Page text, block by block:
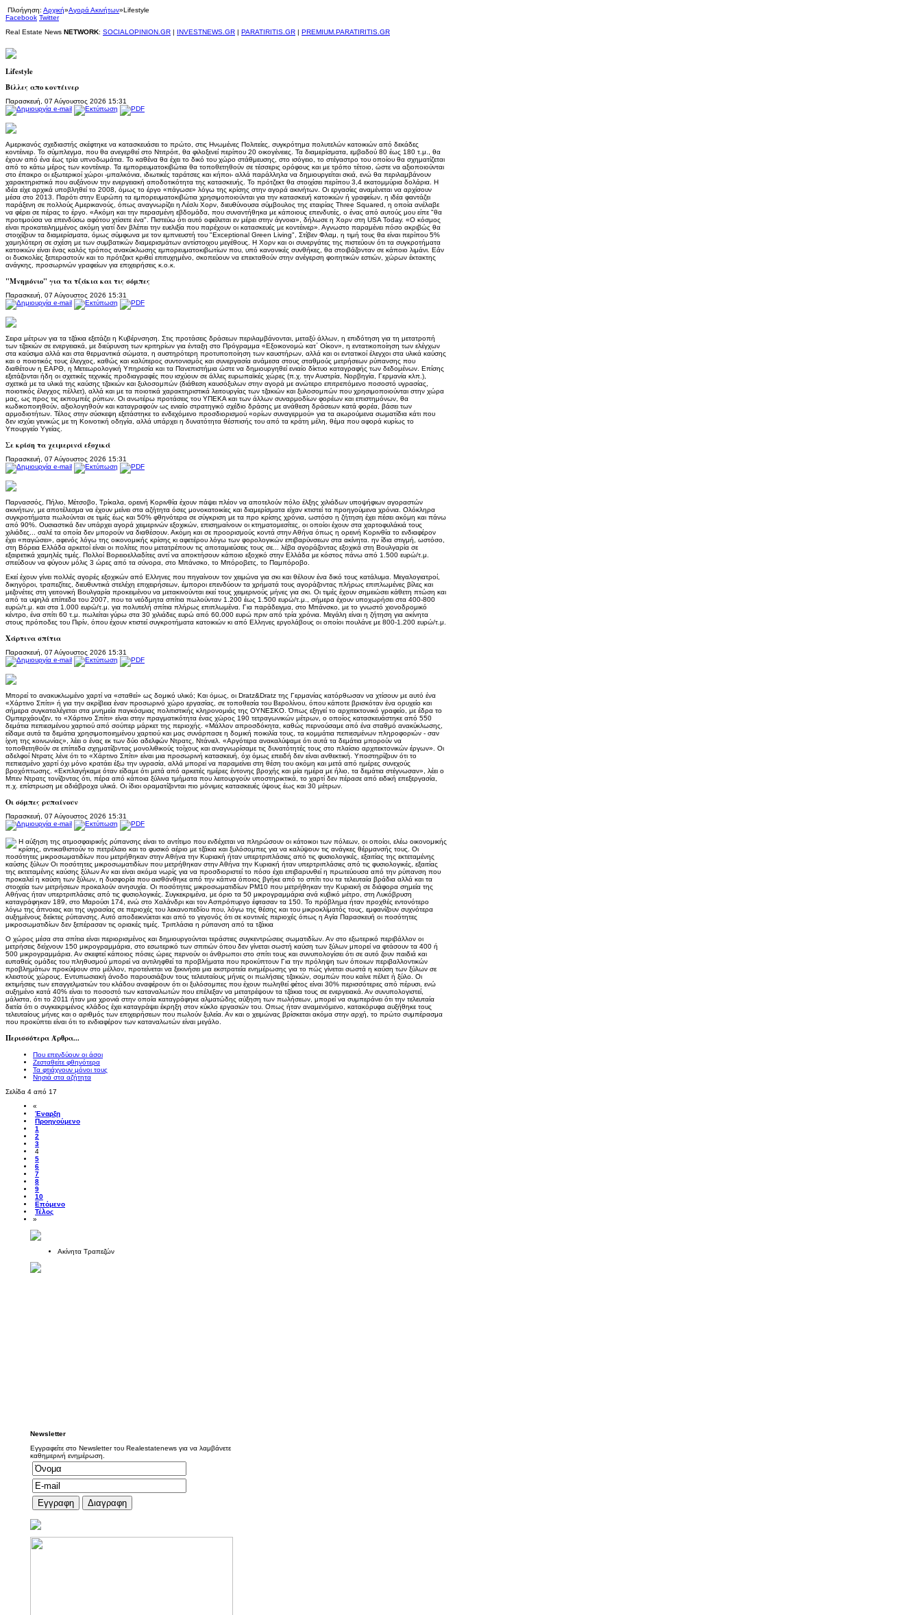
Πλοήγηση: Αρχική»Αγορά Ακινήτων»Lifestyle
Facebook Twitter
Real Estate News NETWORK: SOCIALOPINION.GR | INVESTNEWS.GR | PARATIRITIS.GR | PREMIUM.PARATIRITIS.GR
Lifestyle
Βίλλες απο κοντέινερ
Παρασκευή, 07 Αύγουστος 2026 15:31
Αμερικανός σχεδιαστής σκέφτηκε να κατασκευάσει το πρώτο, στις Ηνωμένες Πολιτείες, συγκρότημα πολυτελών κατοικιών από δεκάδες
κοντέινερ. Το σύμπλεγμα, που θα ανεγερθεί στο Ντιτρόιτ, θα φιλοξενεί περίπου 20 οικογένειες. Τα διαμερίσματα, εμβαδού 80 έως 180 τ.μ., θα
έχουν από ένα έως τρία υπνοδωμάτια. Το καθένα θα έχει το δικό του χώρο στάθμευσης, στο ισόγειο, το στέγαστρο του οποίου θα σχηματίζεται
από το κάτω μέρος των κοντέινερ. Τα εμπορευματοκιβώτια θα τοποθετηθούν σε τέσσερις ορόφους και με τρόπο τέτοιο, ώστε να αξιοποιούνται
στο έπακρο οι εξωτερικοί χώροι -μπαλκόνια, ιδιωτικές ταράτσες και κήποι- αλλά παράλληλα να δημιουργείται σκιά, ενώ θα περιλαμβάνουν
χαρακτηριστικά που αυξάνουν την ενεργειακή αποδοτικότητα της κατασκευής. Το πρότζεκτ θα στοιχίσει περίπου 3,4 εκατομμύρια δολάρια. Η
ιδέα είχε αρχικά υποβληθεί το 2008, όμως το έργο «πάγωσε» λόγω της κρίσης στην αγορά ακινήτων. Οι εργασίες αναμένεται να αρχίσουν
μέσα στο 2013. Παρότι στην Ευρώπη τα εμπορευματοκιβώτια χρησιμοποιούνται για την κατασκευή κατοικιών ή γραφείων, η ιδέα φαντάζει
παράξενη σε πολλούς Αμερικανούς, όπως αναγνωρίζει η Λέσλι Χορν, διευθύνουσα σύμβουλος της εταιρίας Three Squared, η οποία ανέλαβε
να φέρει σε πέρας το έργο. «Ακόμη και την περασμένη εβδομάδα, που συναντήθηκα με κάποιους επενδυτές, ο ένας από αυτούς μου είπε "θα
προτιμούσα να επενδύσω αφότου χτίσετε ένα". Πιστεύω ότι αυτό οφείλεται εν μέρει στην άγνοια», δήλωσε η Χορν στη USA Today. «Ο κόσμος
είναι προκατειλημμένος ακόμη γιατί δεν βλέπει την ευελιξία που παρέχουν οι κατασκευές με κοντέινερ». Αγνωστο παραμένει πόσο ακριβώς θα
στοιχίζουν τα διαμερίσματα, όμως σύμφωνα με τον εμπνευστή του "Exceptional Green Living", Στίβεν Φλαμ, η τιμή τους θα είναι περίπου 5%
χαμηλότερη σε σχέση με των συμβατικών διαμερισμάτων αντίστοιχου μεγέθους. Η Χορν και οι συνεργάτες της πιστεύουν ότι τα συγκροτήματα
κατοικιών είναι ένας καλός τρόπος ανακύκλωσης εμπορευματοκιβωτίων που, υπό κανονικές συνθήκες, θα στοιβάζονταν σε κάποιο λιμάνι. Εάν
οι δυσκολίες ξεπεραστούν και το πρότζεκτ κριθεί επιτυχημένο, σκοπεύουν να επεκταθούν στην ανέγερση φοιτητικών εστιών, χώρων έκτακτης
ανάγκης, προσωρινών γραφείων για επιχειρήσεις κ.ο.κ.
"Μνημόνιο" για τα τζάκια και τις σόμπες
Παρασκευή, 07 Αύγουστος 2026 15:31
Σειρα μέτρων για τα τζάκια εξετάζει η Κυβέρνσηση. Στις προτάσεις δράσεων περιλαμβάνονται, μεταξύ άλλων, η επιδότηση για τη μετατροπή
των τζακιών σε ενεργειακά, με διεύρυνση των κριτηρίων για ένταξη στο Πρόγραμμα «Εξοικονομώ κατ΄ Οίκον», η εντατικοποίηση των ελέγχων
στα καύσιμα αλλά και στα θερμαντικά σώματα, η αυστηρότερη προτυποποίηση των καυστήρων, αλλά και οι εντατικοί έλεγχοι στα υλικά καύσης
και ο ποιοτικός τους έλεγχος, καθώς και καλύτερος συντονισμός και συνεργασία ανάμεσα στους σταθμούς μετρήσεων ρύπανσης που
διαθέτουν η ΕΑΡΘ, η Μετεωρολογική Υπηρεσία και τα Πανεπιστήμια ώστε να δημιουργηθεί ενιαίο δίκτυο καταγραφής των δεδομένων. Επίσης
εξετάζονται ήδη οι σχετικές τεχνικές προδιαγραφές που ισχύουν σε άλλες ευρωπαϊκές χώρες (π.χ. την Αυστρία, Νορβηγία, Γερμανία κλπ.),
σχετικά με τα υλικά της καύσης τζακιών και ξυλοσομπών (διάθεση καυσόξυλων στην αγορά με ανώτερο επιτρεπόμενο ποσοστό υγρασίας,
ποιοτικός έλεγχος πέλλετ), αλλά και με τα ποιοτικά χαρακτηριστικά λειτουργίας των τζακιών και ξυλοσομπών που χρησιμοποιούνται στην χώρα
μας, ως προς τις εκπομπές ρύπων. Οι ανωτέρω προτάσεις του ΥΠΕΚΑ και των άλλων συναρμοδίων φορέων και επιστημόνων, θα
κωδικοποιηθούν, αξιολογηθούν και καταγραφούν ως ενιαίο στρατηγικό σχέδιο δράσης με ανάθεση δράσεων κατά φορέα, βάσει των
αρμοδιοτήτων. Τέλος στην σύσκεψη εξετάστηκε το ενδεχόμενο προσδιορισμού «ορίων συναγερμού» για τα αιωρούμενα σωματίδια κάτι που
δεν ισχύει γενικώς με τη Κοινοτική οδηγία, αλλά υπάρχει η δυνατότητα θέσπισής του από τα κράτη μέλη, θέμα που αφορά κυρίως το
Υπουργείο Υγείας.
Σε κρίση τα χειμερινά εξοχικά
Παρασκευή, 07 Αύγουστος 2026 15:31
Παρνασσός, Πήλιο, Μέτσοβο, Τρίκαλα, ορεινή Κορινθία έχουν πάψει πλέον να αποτελούν πόλο έλξης χιλιάδων υποψήφιων αγοραστών
ακινήτων, με αποτέλεσμα να έχουν μείνει στα αζήτητα όσες μονοκατοικίες και διαμερίσματα είχαν κτιστεί τα προηγούμενα χρόνια. Ολόκληρα
συγκροτήματα πωλούνται σε τιμές έως και 50% φθηνότερα σε σύγκριση με τα προ κρίσης χρόνια, ωστόσο η ζήτηση έχει πέσει ακόμη και πάνω
από 90%. Ουσιαστικά δεν υπάρχει αγορά χειμερινών εξοχικών, επισημαίνουν οι κτηματομεσίτες, οι οποίοι έχουν στα χαρτοφυλάκιά τους
χιλιάδες... σαλέ τα οποία δεν μπορούν να διαθέσουν. Ακόμη και σε προορισμούς κοντά στην Αθήνα όπως η ορεινή Κορινθία το ενδιαφέρον
έχει «παγώσει», αφενός λόγω της οικονομικής κρίσης κι αφετέρου λόγω των φορολογικών επιβαρύνσεων στα ακίνητα. ην ίδια στιγμή, ωστόσο,
στη Βόρεια Ελλάδα αρκετοί είναι οι πολίτες που μετατρέπουν τις αποταμιεύσεις τους σε... λέβα αγοράζοντας εξοχικά στη Βουλγαρία σε
εξαιρετικά χαμηλές τιμές. Πολλοί Βορειοελλαδίτες αντί να αποκτήσουν κάποιο εξοχικό στην Ελλάδα με κόστος πάνω από 1.500 ευρώ/τ.μ.
σπεύδουν να φύγουν μόλις 3 ώρες από τα σύνορα, στο Μπάνσκο, το Μπόροβετς, το Παμπόροβο.
Εκεί έχουν γίνει πολλές αγορές εξοχικών από Ελληνες που πηγαίνουν τον χειμώνα για σκι και θέλουν ένα δικό τους κατάλυμα. Μεγαλογιατροί,
δικηγόροι, τραπεζίτες, διευθυντικά στελέχη επιχειρήσεων, έμποροι επενδύουν τα χρήματά τους αγοράζοντας πλήρως επιπλωμένες βίλες και
μεζονέτες στη γειτονική Βουλγαρία προκειμένου να μετακινούνται εκεί τους χειμερινούς μήνες για σκι. Οι τιμές έχουν σημειώσει κάθετη πτώση και
από τα υψηλά επίπεδα του 2007, που τα νεόδμητα σπίτια πωλούνταν 1.200 έως 1.500 ευρώ/τ.μ., σήμερα έχουν υποχωρήσει στα 400-800
ευρώ/τ.μ. και στα 1.000 ευρώ/τ.μ. για πολυτελή σπίτια πλήρως επιπλωμένα. Για παράδειγμα, στο Μπάνσκο, με το γνωστό χιονοδρομικό
κέντρο, ένα σπίτι 60 τ.μ. πωλείται γύρω στα 30 χιλιάδες ευρώ από 60.000 ευρώ πριν από τρία χρόνια. Μεγάλη είναι η ζήτηση για ακίνητα
στους πρόποδες του Πιρίν, όπου έχουν κτιστεί συγκροτήματα κατοικιών κι από Ελληνες εργολάβους οι οποίοι πουλάνε με 800-1.200 ευρώ/τ.μ.
Χάρτινα σπίτια
Παρασκευή, 07 Αύγουστος 2026 15:31
Μπορεί το ανακυκλωμένο χαρτί να «σταθεί» ως δομικό υλικό; Και όμως, οι Dratz&Dratz της Γερμανίας κατόρθωσαν να χτίσουν με αυτό ένα
«Χάρτινο Σπίτι» ή για την ακρίβεια έναν προσωρινό χώρο εργασίας, σε τοποθεσία του Βερολίνου, όπου κάποτε βρισκόταν ένα ορυχείο και
σήμερα συγκαταλέγεται στα μνημεία παγκόσμιας πολιτιστικής κληρονομιάς της ΟΥΝΕΣΚΟ. Όπως εξηγεί το αρχιτεκτονικό γραφείο, με έδρα το
Ομπερχάουζεν, το «Χάρτινο Σπίτι» είναι στην πραγματικότητα ένας χώρος 190 τετραγωνικών μέτρων, ο οποίος κατασκευάστηκε από 550
δεμάτια πεπιεσμένου χαρτιού από σούπερ μάρκετ της περιοχής. «Μάλλον απροσδόκητα, καθώς περνούσαμε από ένα σταθμό ανακύκλωσης,
είδαμε αυτά τα δεμάτια χρησιμοποιημένου χαρτιού και μας συνάρπασε η δομική ποικιλία τους, τα κομμάτια πεπιεσμένων πληροφοριών - σαν
ίχνη της κοινωνίας», λέει ο ένας εκ των δύο αδελφών Ντρατς, Ντάνιελ. «Αργότερα ανακαλύψαμε ότι αυτά τα δεμάτια μπορούν να
τοποθετηθούν σε επίπεδα σχηματίζοντας μονολιθικούς τοίχους και αναγνωρίσαμε τις δυνατότητές τους στο πλαίσιο αρχιτεκτονικών έργων». Οι
αδελφοί Ντρατς λένε ότι το «Χάρτινο Σπίτι» είναι μια προσωρινή κατασκευή, όχι όμως επειδή δεν είναι ανθεκτική. Υποστηρίζουν ότι το
πεπιεσμένο χαρτί όχι μόνο κρατάει έξω την υγρασία, αλλά μπορεί να παραμείνει στη θέση του ακόμη και μετά από ημέρες συνεχούς
βροχόπτωσης. «Εκπλαγήκαμε όταν είδαμε ότι μετά από αρκετές ημέρες έντονης βροχής και μία ημέρα με ήλιο, τα δεμάτια στέγνωσαν», λέει ο
Μπεν Ντρατς τονίζοντας ότι, πέρα από κάποια ξύλινα τμήματα που λειτουργούν υποστηρικτικά, το χαρτί δεν πέρασε από ειδική επεξεργασία,
π.χ. επίστρωση με αδιάβροχα υλικά. Οι ίδιοι οραματίζονται πιο μόνιμες κατασκευές ύψους έως και 30 μέτρων.
Οι σόμπες ρυπαίνουν
Παρασκευή, 07 Αύγουστος 2026 15:31
Η αύξηση της ατμοσφαιρικής ρύπανσης είναι το αντίτιμο που ενδέχεται να πληρώσουν οι κάτοικοι των πόλεων, οι οποίοι, ελέω οικονομικής
κρίσης, αντικαθιστούν το πετρέλαιο και το φυσικό αέριο με τζάκια και ξυλόσομπες για να καλύψουν τις ανάγκες θέρμανσής τους. Οι
ποσότητες μικροσωματιδίων που μετρήθηκαν στην Αθήνα την Κυριακή ήταν υπερτριπλάσιες από τις φυσιολογικές, εξαιτίας της εκτεταμένης
καύσης ξύλων Οι ποσότητες μικροσωματιδίων που μετρήθηκαν στην Αθήνα την Κυριακή ήταν υπερτριπλάσιες από τις φυσιολογικές, εξαιτίας
της εκτεταμένης καύσης ξύλων Αν και είναι ακόμα νωρίς για να προσδιοριστεί το πόσο έχει επιβαρυνθεί η πρωτεύουσα από την ρύπανση που
προκαλεί η καύση των ξύλων, η δυσφορία που αισθάνθηκε από την κάπνα όποιος βγήκε από το σπίτι του τα τελευταία βράδια αλλά και τα
στοιχεία των μετρήσεων προκαλούν ανησυχία. Οι ποσότητες μικροσωματιδίων PM10 που μετρήθηκαν την Κυριακή σε διάφορα σημεία της
Αθήνας ήταν υπερτριπλάσιες από τις φυσιολογικές. Συγκεκριμένα, με όριο τα 50 μικρογραμμάρια ανά κυβικό μέτρο, στη Λυκόβρυση
καταγράφηκαν 189, στο Μαρούσι 174, ενώ στο Χαλάνδρι και τον Ασπρόπυργο έφτασαν τα 150. Το πρόβλημα ήταν προχθές εντονότερο
λόγω της άπνοιας και της υγρασίας σε περιοχές του λεκανοπεδίου που, λόγω της θέσης και του μικροκλίματός τους, εμφανίζουν συχνότερα
αυξημένους δείκτες ρύπανσης. Αυτό αποδεικνύεται και από το γεγονός ότι σε κοντινές περιοχές όπως η Αγία Παρασκευή οι ποσότητες
μικροσωματιδίων δεν ξεπέρασαν τις οριακές τιμές. Τριπλάσια η ρύπανση από τα τζάκια
Ο χώρος μέσα στα σπίτια είναι περιορισμένος και δημιουργούνται τεράστιες συγκεντρώσεις σωματιδίων. Αν στο εξωτερικό περιβάλλον οι
μετρήσεις δείχνουν 150 μικρογραμμάρια, στο εσωτερικό των σπιτιών όπου δεν γίνεται σωστή καύση των ξύλων μπορεί να φτάσουν τα 400 ή
500 μικρογραμμάρια. Αν σκεφτεί κάποιος πόσες ώρες περνούν οι άνθρωποι στο σπίτι τους και συνυπολογίσει ότι σε αυτό ζουν παιδιά και
ευπαθείς ομάδες του πληθυσμού μπορεί να αντιληφθεί τα προβλήματα που προκύπτουν Για την πρόληψη των όποιων περιβαλλοντικών
προβλημάτων προκύψουν στο μέλλον, προτείνεται να ξεκινήσει μια εκστρατεία ενημέρωσης για το πώς γίνεται σωστά η καύση των ξύλων σε
κλειστούς χώρους. Εντυπωσιακή άνοδο παρουσιάζουν τους τελευταίους μήνες οι πωλήσεις τζακιών, σομπών που καίνε πέλετ ή ξύλο. Οι
εκτιμήσεις των επαγγελματιών του κλάδου αναφέρουν ότι οι ξυλόσομπες που έχουν πωληθεί φέτος είναι 30% περισσότερες από πέρυσι, ενώ
αυξημένο κατά 40% είναι το ποσοστό των καταναλωτών που επέλεξαν να μετατρέψουν τα τζάκια τους σε ενεργειακά. Αν συνυπολογιστεί,
μάλιστα, ότι το 2011 ήταν μια χρονιά στην οποία καταγράφηκε αλματώδης αύξηση των πωλήσεων, μπορεί να συμπεράνει ότι την τελευταία
διετία ότι ο συγκεκριμένος κλάδος έχει καταγράψει έκρηξη στον κύκλο εργασιών του. Οπως ήταν αναμενόμενο, κατακόρυφα αυξήθηκε τους
τελευταίους μήνες και ο αριθμός των επιχειρήσεων που πωλούν ξυλεία. Αν και ο χειμώνας βρίσκεται ακόμα στην αρχή, το πρώτο συμπέρασμα
που προκύπτει είναι ότι το ενδιαφέρον των καταναλωτών είναι μεγάλο.
Περισσότερα Άρθρα...
Που επενδύουν οι άσοι
Ζεσταθείτε φθηνότερα
Τα φτιάχνουν μόνοι τους
Νησιά στα αζήτητα
Σελίδα 4 από 17
«
Έναρξη
Προηγούμενο
1
2
3
4
5
6
7
8
9
10
Επόμενο
Τέλος
»
Ακίνητα Τραπεζών
Newsletter
Εγγραφείτε στο Newsletter του Realestatenews για να λαμβάνετε
καθημερινή ενημέρωση.